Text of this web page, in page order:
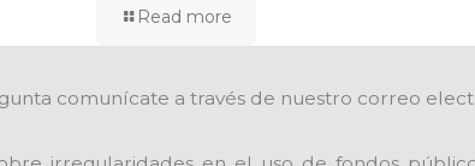
Read more
comunícate a través de nuestro correo